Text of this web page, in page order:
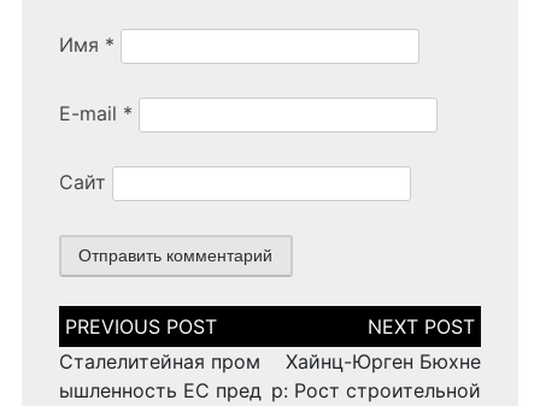
Имя *
E-mail *
Сайт
Н
а
в
и
Сталелитейная пром
ышленность ЕС пред
Хайнц-Юрген Бюхне
р: Рост строительной